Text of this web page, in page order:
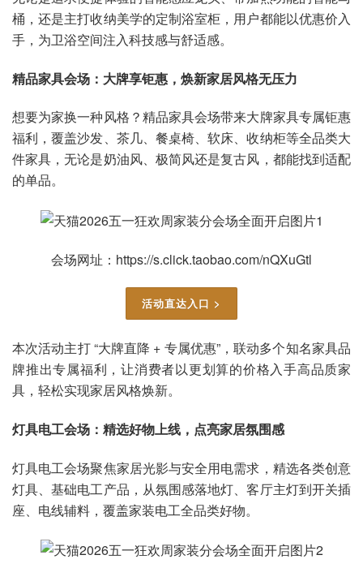
桶，还是主打收纳美学的定制浴室柜，用户都能以优惠价入
手，为卫浴空间注入科技感与舒适感。
精品家具会场：大牌享钜惠，焕新家居风格无压力
想要为家换一种风格？精品家具会场带来大牌家具专属钜惠
福利，覆盖沙发、茶几、餐桌椅、软床、收纳柜等全品类大
件家具，无论是奶油风、极简风还是复古风，都能找到适配
的单品。
会场网址：https://s.click.taobao.com/nQXuGtl
活动直达入口 >
本次活动主打 “大牌直降 + 专属优惠”，联动多个知名家具品
牌推出专属福利，让消费者以更划算的价格入手高品质家
具，轻松实现家居风格焕新。
灯具电工会场：精选好物上线，点亮家居氛围感
灯具电工会场聚焦家居光影与安全用电需求，精选各类创意
灯具、基础电工产品，从氛围感落地灯、客厅主灯到开关插
座、电线辅料，覆盖家装电工全品类好物。